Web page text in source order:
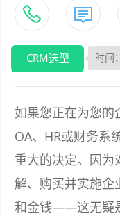
CRM选型 时间
如果您正在为您的
OA、HR或财务系
重大的决定。因为
解、购买并实施企
和金钱——这无疑